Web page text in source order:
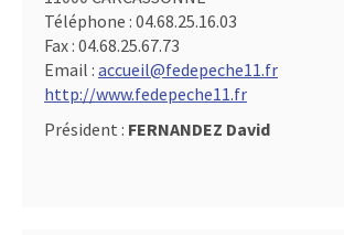
Téléphone : 04.68.25.16.03
Fax : 04.68.25.67.73
Email : accueil@fedepeche11.fr
http://www.fedepeche11.fr
Président : FERNANDEZ David